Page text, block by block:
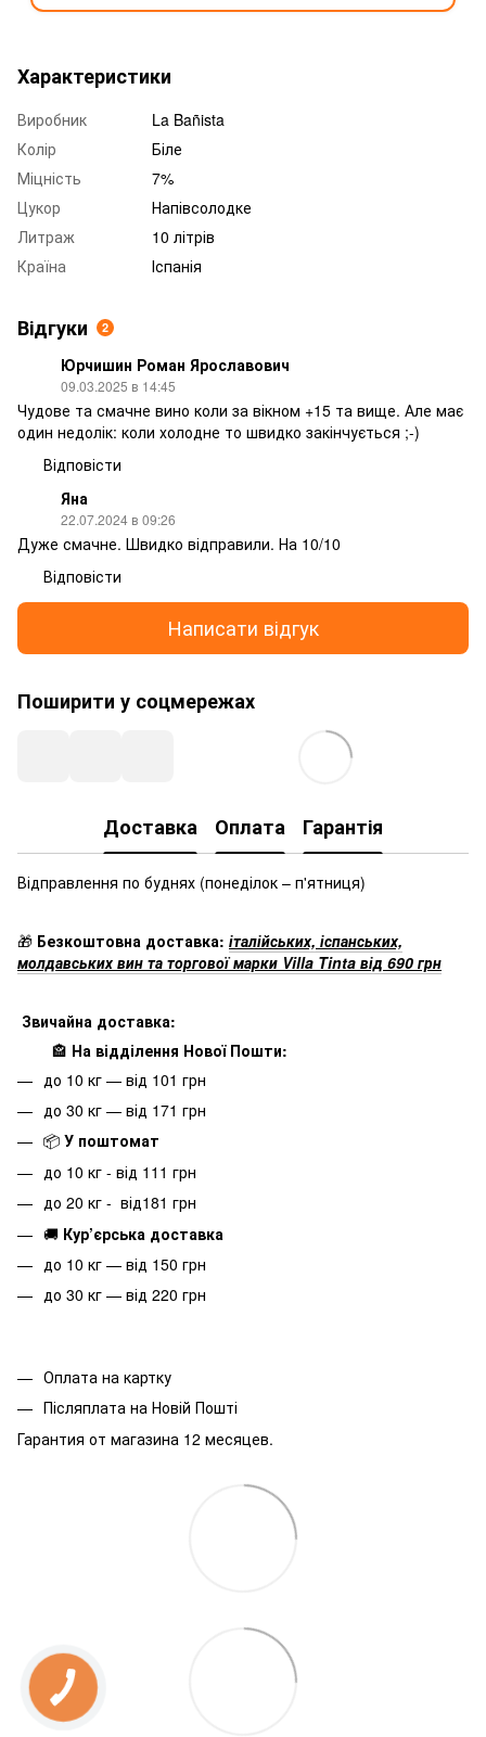
Характеристики
Виробник
La Bañista
Колір
Біле
Міцність
7%
Цукор
Напівсолодке
Литраж
10 літрів
Країна
Іспанія
Відгуки 2
Юрчишин Роман Ярославович
09.03.2025 в 14:45
Чудове та смачне вино коли за вікном +15 та вище. Але має
один недолік: коли холодне то швидко закінчується ;-)
Відповісти
Яна
22.07.2024 в 09:26
Дуже смачне. Швидко відправили. На 10/10
Відповісти
Написати відгук
Поширити у соцмережах
Доставка Оплата Гарантія
Відправлення по буднях (понеділок – п'ятниця)
🎁 Безкоштовна доставка: італійських, іспанських,
молдавських вин та торгової марки Villa Tinta від 690 грн
Звичайна доставка:
🏤 На відділення Нової Пошти:
до 10 кг — від 101 грн
до 30 кг — від 171 грн
📦 У поштомат
до 10 кг - від 111 грн
до 20 кг - від181 грн
🚚 Кур’єрська доставка
до 10 кг — від 150 грн
до 30 кг — від 220 грн
Оплата на картку
Післяплата на Новій Пошті
Гарантия от магазина 12 месяцев.